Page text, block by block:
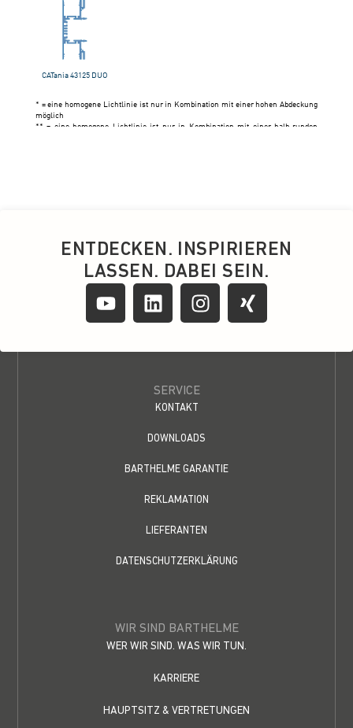
ENTDECKEN. INSPIRIEREN
LASSEN. DABEI SEIN.
SERVICE
KONTAKT
DOWNLOADS
BARTHELME GARANTIE
REKLAMATION
LIEFERANTEN
DATENSCHUTZERKLÄRUNG
WIR SIND BARTHELME
WER WIR SIND. WAS WIR TUN.
KARRIERE
HAUPTSITZ & VERTRETUNGEN